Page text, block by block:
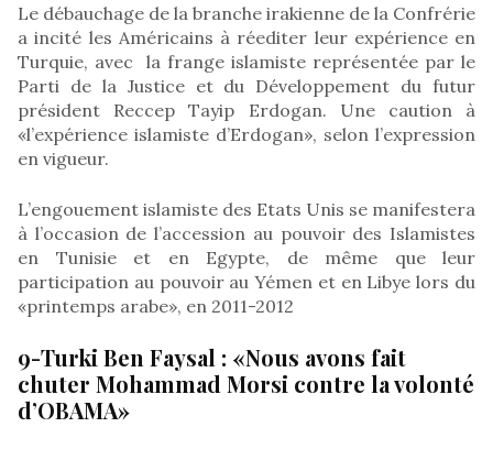
Le débauchage de la branche irakienne de la Confrérie
a incité les Américains à réediter leur expérience en
Turquie, avec la frange islamiste représentée par le
Parti de la Justice et du Développement du futur
président Reccep Tayip Erdogan. Une caution à
«l’expérience islamiste d’Erdogan», selon l’expression
en vigueur.
L’engouement islamiste des Etats Unis se manifestera
à l’occasion de l’accession au pouvoir des Islamistes
en Tunisie et en Egypte, de même que leur
participation au pouvoir au Yémen et en Libye lors du
«printemps arabe», en 2011-2012
9-Turki Ben Faysal : «Nous avons fait
chuter Mohammad Morsi contre la volonté
d’OBAMA»